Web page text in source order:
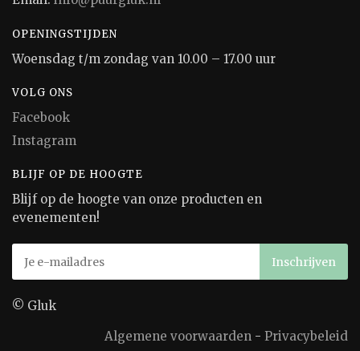
OPENINGSTIJDEN
Woensdag t/m zondag van 10.00 – 17.00 uur
VOLG ONS
Facebook
Instagram
BLIJF OP DE HOOGTE
Blijf op de hoogte van onze producten en
evenementen!
© Gluk
Algemene voorwaarden - Privacybeleid